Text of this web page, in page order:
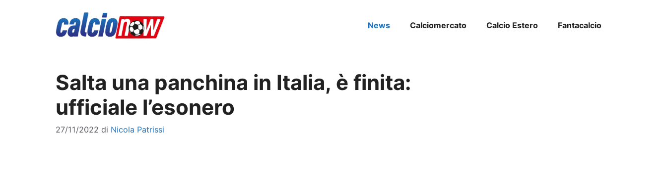
News Calciomercato Calcio Estero Fantacalcio
Salta una panchina in Italia, è finita:
ufficiale l’esonero
27/11/2022 di Nicola Patrissi